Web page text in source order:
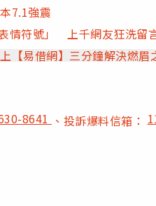
7.1強震
情符號」 上千網友狂洗留
【易借網】三分鐘解決燃眉
8641 、投訴爆料信箱：